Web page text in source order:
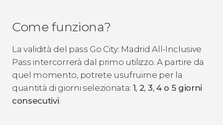
Come funziona?
La validità del pass Go City: Madrid All-Inclusive
Pass intercorrerà dal primo utilizzo. A partire da
quel momento, potrete usufruirne per la
quantità di giorni selezionata: 1, 2, 3, 4 o 5 giorni
consecutivi.